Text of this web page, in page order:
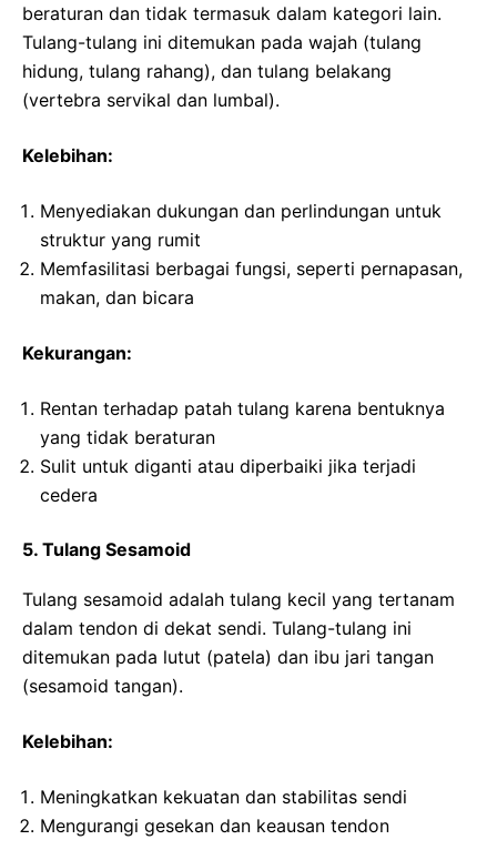
beraturan dan tidak termasuk dalam kategori lain.
Tulang-tulang ini ditemukan pada wajah (tulang
hidung, tulang rahang), dan tulang belakang
(vertebra servikal dan lumbal).
Kelebihan:
Menyediakan dukungan dan perlindungan untuk
struktur yang rumit
Memfasilitasi berbagai fungsi, seperti pernapasan,
makan, dan bicara
Kekurangan:
Rentan terhadap patah tulang karena bentuknya
yang tidak beraturan
Sulit untuk diganti atau diperbaiki jika terjadi
cedera
5. Tulang Sesamoid
Tulang sesamoid adalah tulang kecil yang tertanam
dalam tendon di dekat sendi. Tulang-tulang ini
ditemukan pada lutut (patela) dan ibu jari tangan
(sesamoid tangan).
Kelebihan:
Meningkatkan kekuatan dan stabilitas sendi
Mengurangi gesekan dan keausan tendon